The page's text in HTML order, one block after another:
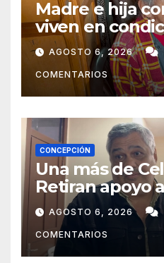
Madre e hija
viven en
precarias y
campaña
ayudarlas
AGOSTO 6, 2026
COMENTARIOS
CONCEPCIÓN
Una más de
Retiran apoyo
Concepción
AGOSTO 6, 2026
COMENTARIOS